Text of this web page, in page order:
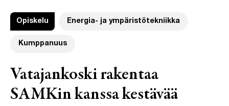
Opiskelu Energia- ja ympäristötekniikka
Kumppanuus
Vatajankoski rakentaa
SAMKin kanssa kestävää